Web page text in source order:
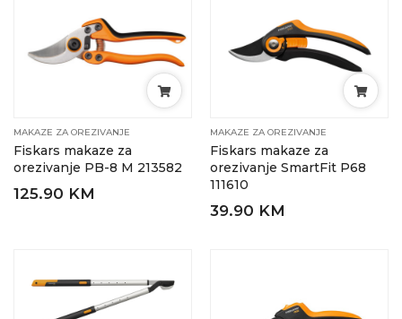
MAKAZE ZA OREZIVANJE
Fiskars makaze za
orezivanje PB-8 M 213582
125.90 KM
MAKAZE ZA OREZIVANJE
Fiskars makaze za
orezivanje SmartFit P68
111610
39.90 KM